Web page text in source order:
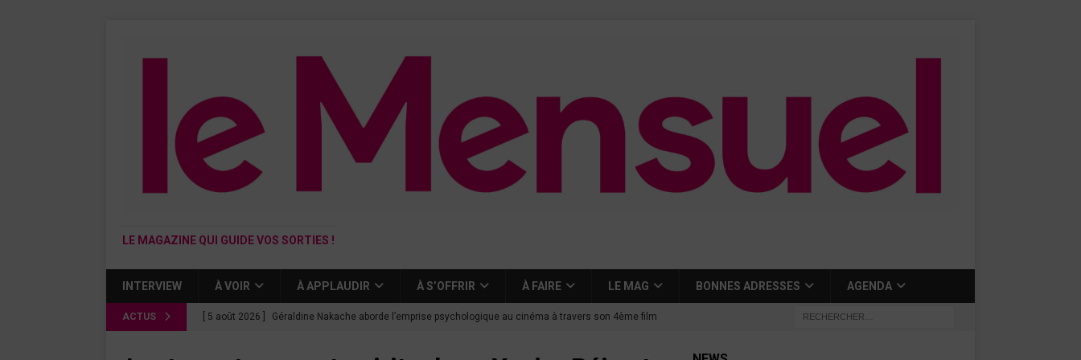
LE MAGAZINE QUI GUIDE VOS SORTIES !
INTERVIEW À VOIR À APPLAUDIR À S’OFFRIR À FAIRE LE MAG BONNES ADRESSES AGENDA
ACTUS [ 5 août 2026 ] Géraldine Nakache aborde l’emprise psychologique au cinéma à travers son 4ème film